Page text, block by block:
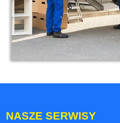
NASZE SERWISY